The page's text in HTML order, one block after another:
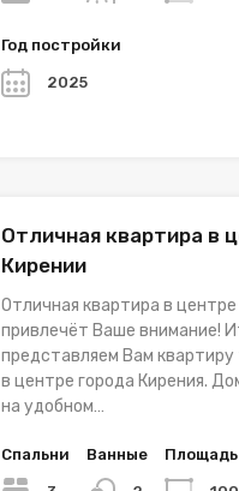
Год постройки
2025
Отличная квартира в
Кирении
Отличная квартира в
привлечёт Ваше внимание!
представляем Вам
в центре города Кирения.
на удобном…
Спальни Ванные Площадь